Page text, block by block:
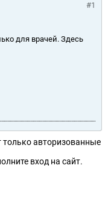
#1
для врачей. Здесь
авторизованные
вход на сайт.